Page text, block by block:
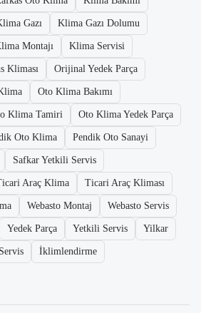
Gazı Klima Gazı Dolumu
Montajı Klima Servisi
Kliması Orijinal Yedek Parça
Oto Klima Bakımı
Klima Tamiri Oto Klima Yedek Parça
Oto Klima Pendik Oto Sanayi
Safkar Yetkili Servis
Araç Klima Ticari Araç Kliması
Webasto Montaj Webasto Servis
Yedek Parça Yetkili Servis Yilkar
İklimlendirme